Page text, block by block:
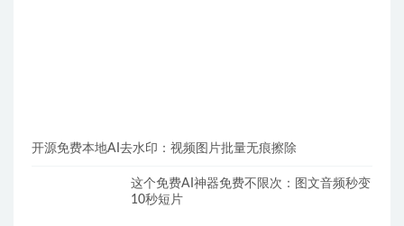
开源免费本地AI去水印：视频图片批量无痕擦除
这个免费AI神器免费不限次：图文音频秒变
10秒短片